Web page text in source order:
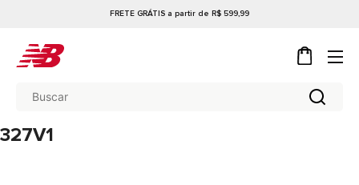
FRETE GRÁTIS a partir de R$ 599,99
327V1